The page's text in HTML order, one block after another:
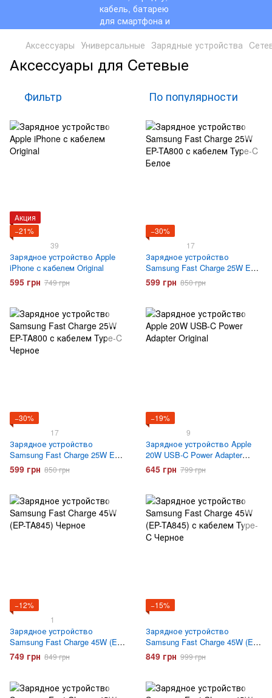
Аксессуары Универсальные Зарядные устройства
Аксессуары для Cетевые
Фильтр По популярности
Акция
−21%
39
Зарядное устройство Apple
iPhone с кабелем Original
595 грн 749 грн
−30%
17
Зарядное устройство
Samsung Fast Charge 25W EP-
TA800 с кабелем Type-C Белое
599 грн 850 грн
−30%
17
Зарядное устройство
Samsung Fast Charge 25W EP-
TA800 с кабелем Type-C
Черное
599 грн 850 грн
−19%
9
Зарядное устройство Apple
20W USB-C Power Adapter
Original
645 грн 799 грн
−12%
1
Зарядное устройство
Samsung Fast Charge 45W (EP-
TA845) Черное
749 грн 849 грн
−15%
Зарядное устройство
Samsung Fast Charge 45W (EP-
TA845) с кабелем Type-C
Черное
849 грн 999 грн